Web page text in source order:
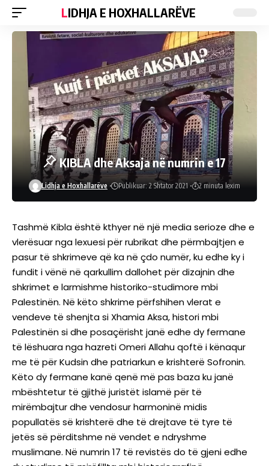
LIDHJA E HOXHALLARËVE
KIBLA dhe Aksaja në numrin e 17
Lidhja e Hoxhallarëve Publikuar: 2 Shtator 2021 2 minuta lexim
Tashmë Kibla është kthyer në një media serioze dhe e
vlerësuar nga lexuesi për rubrikat dhe përmbajtjen e
pasur të shkrimeve që ka në çdo numër, ku edhe ky i
fundit i vënë në qarkullim dallohet për dizajnin dhe
shkrimet e larmishme historiko-studimore mbi
Palestinën. Në këto shkrime përfshihen vlerat e
vendeve të shenjta si Xhamia Aksa, histori mbi
Palestinën si dhe posaçërisht janë edhe dy fermane
të lëshuara nga hazreti Omeri Allahu qoftë i kënaqur
me të për Kudsin dhe patriarkun e krishterë Sofronin.
Këto dy fermane kanë qenë më pas baza ku janë
mbështetur të gjithë juristët islamë për të
mirëmbajtur dhe vendosur harmoninë midis
popullatës së krishterë dhe të drejtave të tyre të
jetës së përditshme në vendet e ndryshme
muslimane. Në numrin 17 të revistës do të gjeni edhe